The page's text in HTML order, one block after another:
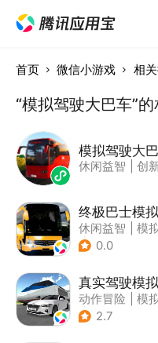
首页 微信小游戏 相
“模拟驾驶大巴车”
模拟驾驶大
休闲益智 创
终极巴士模
休闲益智 模
| 写实
0.0
真实驾驶模拟
动作冒险 模
| 漂移
2.7